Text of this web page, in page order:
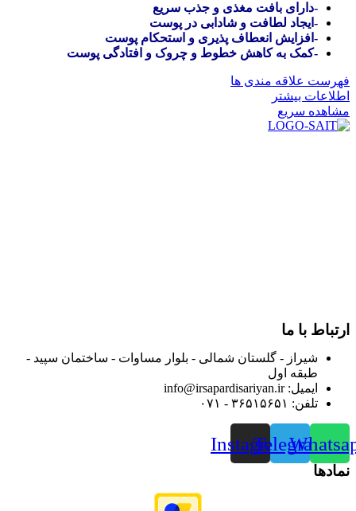
-دارای بافت مغذی و جذب سریع
-ایجاد لطافت و شادابی در پوست
-افزایش انعطاف پذیری و استحکام پوست
-کمک به کاهش خطوط و چروک و افتادگی پوست
فهرست علاقه مندی ها
اطلاعات بیشتر
مشاهده سریع
ارتباط با ما
شیراز - گلستان شمالی - بلوار مساوات - ساختمان سپید -
طبقه اول
ایمیل: info@irsapardisariyan.ir
تلفن: ۳۶۵۱۵۶۵۱ - ۰۷۱
Telegram
Instagram
نمادها